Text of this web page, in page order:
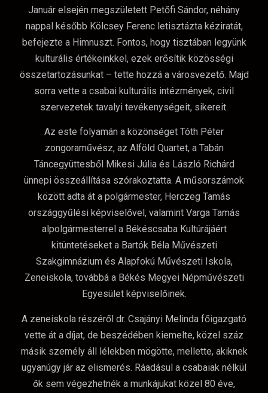
Január elsején megszületett Petőfi Sándor, néhány
nappal később Kölcsey Ferenc letisztázta kéziratát,
befejezte a Himnuszt. Fontos, hogy tisztában legyünk
kulturális értékeinkkel, ezek erősítik közösségi
összetartozásunkat – tette hozzá a városvezető. Majd
sorra vette a csabai kulturális intézmények, civil
szervezetek tavalyi tevékenységeit, sikereit.
Az este folyamán a közönséget Tóth Péter
zongoraművész, az Alföld Quartet, a Tabán
Táncegyüttesből Mikesi Júlia és László Richárd
ünnepi összeállítása szórakoztatta. A műsorszámok
között adta át a polgármester, Herczeg Tamás
országgyűlési képviselővel, valamint Varga Tamás
alpolgármesterrel a Békéscsaba Kultúrájáért
kitüntetéseket a Bartók Béla Művészeti
Szakgimnázium és Alapfokú Művészeti Iskola,
Zeneiskola, továbbá a Békés Megyei Népművészeti
Egyesület képviselőinek.
A zeneiskola részéről dr. Csajányi Melinda főigazgató
vette át a díjat, de beszédében kiemelte, közel száz
másik személy áll lélekben mögötte, mellette, akiknek
ugyanúgy jár az elismerés. Ráadásul a csabaiak nélkül
ők sem végezhetnék a munkájukat közel 80 éve,